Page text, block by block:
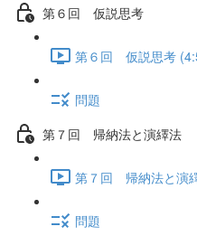
第６回 仮説思考
第６回 仮説思考
問題
第７回 帰納法と演繹法
第７回 帰納法と演
問題